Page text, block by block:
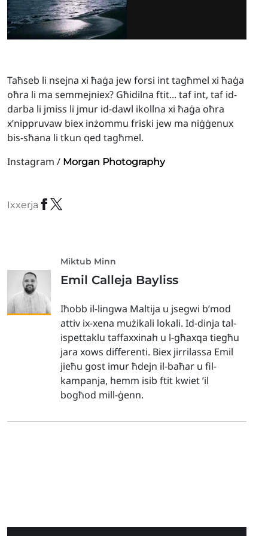
Taħseb li nsejna xi ħaġa jew forsi int tagħmel xi ħaġa
oħra li ma semmejniex? Għidilna ftit... taf int, taf id-
darba li jmiss li jmur id-dawl ikollna xi ħaġa oħra
x’nippruvaw biex inżommu friski jew ma niġġenux
bis-sħana li tkun qed tagħmel.
Instagram / Morgan Photography
Ixxerja
Miktub Minn
Emil Calleja Bayliss
Iħobb il-lingwa Maltija u jsegwi b’mod
attiv ix-xena mużikali lokali. Id-dinja tal-
ispettaklu taffaxxinah u l-għaxqa tiegħu
jara xows differenti. Biex jirrilassa Emil
jieħu gost imur ħdejn il-baħar u fil-
kampanja, hemm isib ftit kwiet ’il
bogħod mill-ġenn.